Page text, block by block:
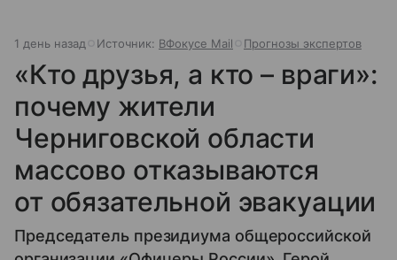
1 день назад Источник: ВФокусе Mail Прогнозы экспертов
«Кто друзья, а кто – враги»:
почему жители
Черниговской области
массово отказываются
от обязательной эвакуации
Председатель президиума общероссийской